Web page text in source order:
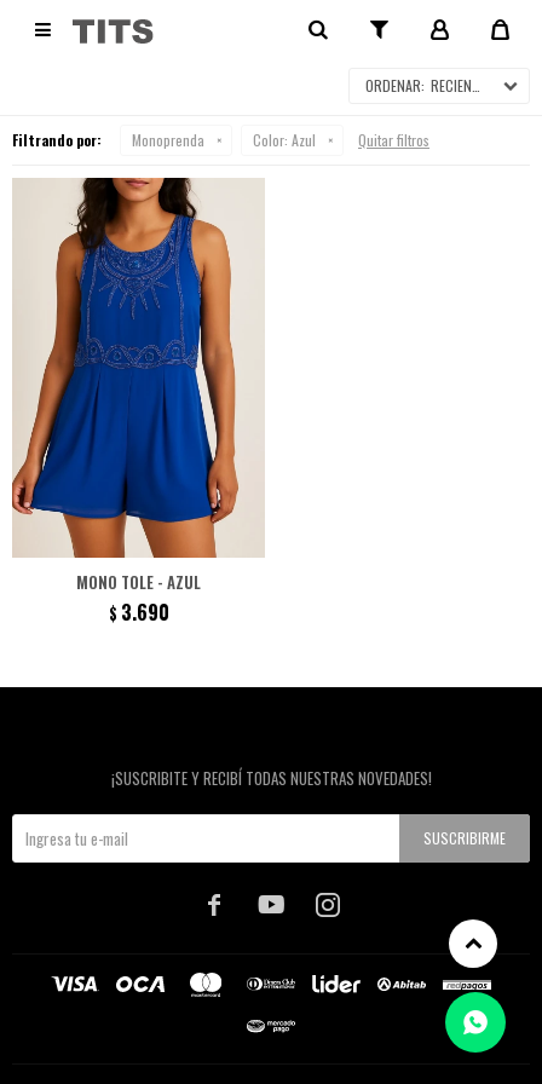
 MONOPRENDA
RECIENTES
Filtrando por: Monoprenda Color: Azul Quitar filtros
MONO TOLE - AZUL
$ 3.690
¡SUSCRIBITE Y RECIBÍ TODAS NUESTRAS NOVEDADES!
SUSCRIBIRME
  